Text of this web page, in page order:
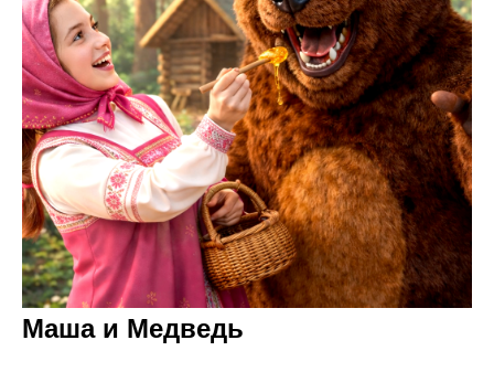
Маша и Медведь